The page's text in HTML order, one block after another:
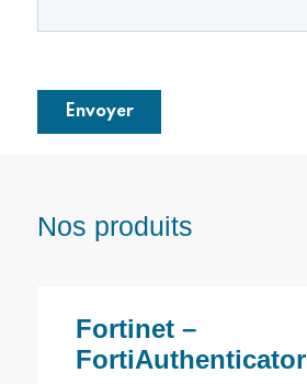
Nos produits
Fortinet –
FortiAuthenticator